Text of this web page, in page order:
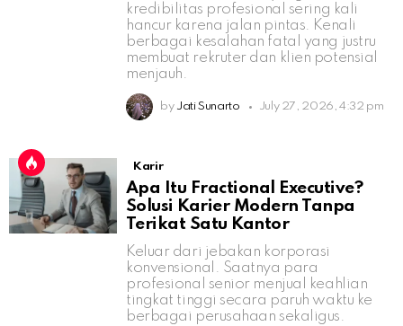
kredibilitas profesional sering kali
hancur karena jalan pintas. Kenali
berbagai kesalahan fatal yang justru
membuat rekruter dan klien potensial
menjauh.
by Jati Sunarto July 27, 2026, 4:32 pm
Karir
Apa Itu Fractional Executive?
Solusi Karier Modern Tanpa
Terikat Satu Kantor
Keluar dari jebakan korporasi
konvensional. Saatnya para
profesional senior menjual keahlian
tingkat tinggi secara paruh waktu ke
berbagai perusahaan sekaligus.